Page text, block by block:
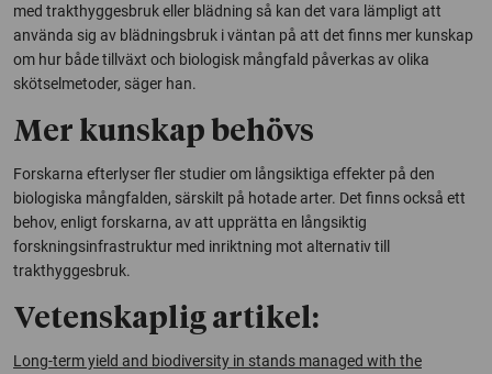
med trakthyggesbruk eller blädning så kan det vara lämpligt att
använda sig av blädningsbruk i väntan på att det finns mer kunskap
om hur både tillväxt och biologisk mångfald påverkas av olika
skötselmetoder, säger han.
Mer kunskap behövs
Forskarna efterlyser fler studier om långsiktiga effekter på den
biologiska mångfalden, särskilt på hotade arter. Det finns också ett
behov, enligt forskarna, av att upprätta en långsiktig
forskningsinfrastruktur med inriktning mot alternativ till
trakthyggesbruk.
Vetenskaplig artikel:
Long-term yield and biodiversity in stands managed with the